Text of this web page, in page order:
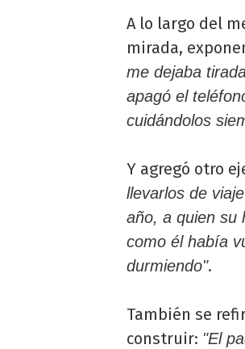
A lo largo del
mirada,
me dejaba
apagó el
cuidándolos
Y agregó otro
llevarlos de
año, a quien su
como él había
durmiendo".
También se
construir: "El